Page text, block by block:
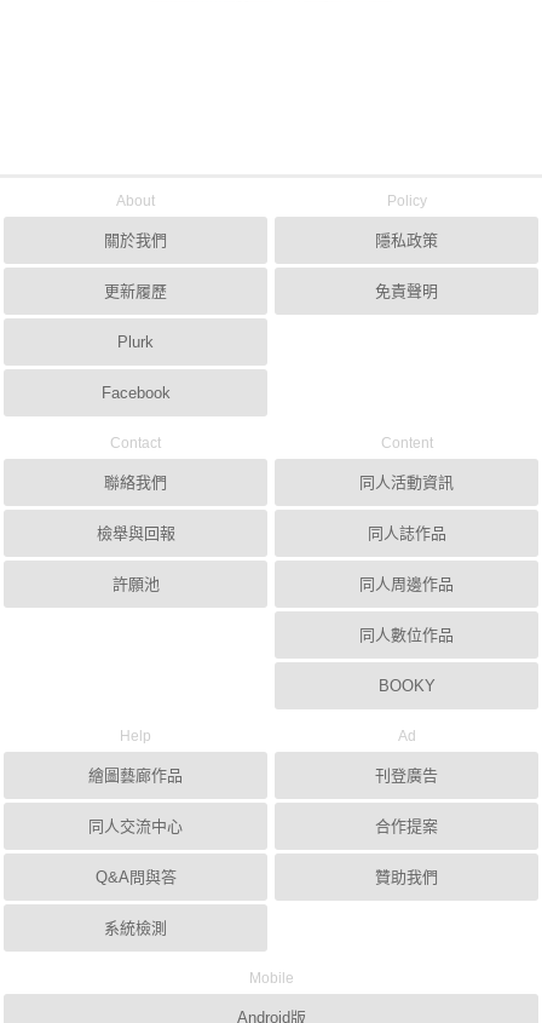
About
關於我們
更新履歷
Plurk
Facebook
Policy
隱私政策
免責聲明
Contact
聯絡我們
檢舉與回報
許願池
Content
同人活動資訊
同人誌作品
同人周邊作品
同人數位作品
BOOKY
Help
繪圖藝廊作品
同人交流中心
Q&A問與答
系統檢測
Ad
刊登廣告
合作提案
贊助我們
Mobile
Android版